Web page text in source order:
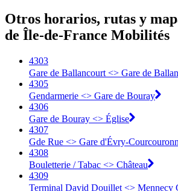
Otros horarios, rutas y
de Île-de-France Mobilités
4303
Gare de Ballancourt <> Gare de
4305
Gendarmerie <> Gare de Bouray
4306
Gare de Bouray <> Église
4307
Gde Rue <> Gare d'Évry-
4308
Bouletterie / Tabac <> Château
4309
Terminal David Douillet <> Mennecy